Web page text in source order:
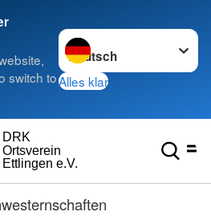
switch to
Sprache wechseln zu
Alles klar
Ettlingen e.V.
Ortsverein
DRK